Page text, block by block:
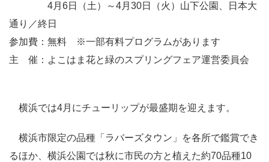
4月6日（土）～4月30日（火）山下公園、日本大
通り／終日
参加費：無料 ※一部有料プログラムがあります
主 催：よこはま花と緑のスプリングフェア運営委員会
横浜では4月にチューリップが最盛期を迎えます。
横浜市限定の品種「ラバーズタウン」を各所で鑑賞でき
るほか、横浜公園では秋に市民の方と植えた約70品種10